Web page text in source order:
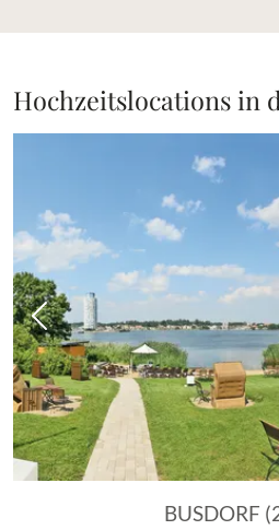
Hochzeitslocations in
Vorheriges Bild
BUSDORF